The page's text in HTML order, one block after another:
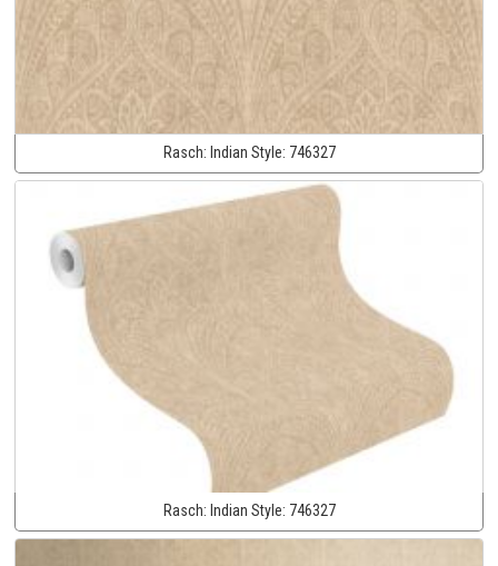
Rasch: Indian Style: 746327
Rasch: Indian Style: 746327